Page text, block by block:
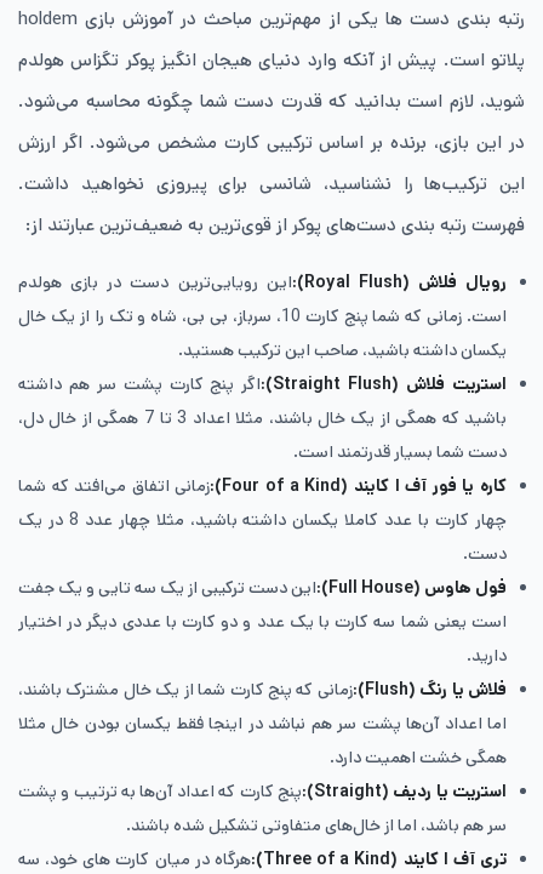
رتبه بندی دست ها یکی از مهم‌ترین مباحث در آموزش بازی holdem
پلاتو است. ​پیش از آنکه وارد دنیای هیجان ‌انگیز پوکر تگزاس هولدم
شوید، لازم است بدانید که قدرت دست شما چگونه محاسبه می‌شود.
در این بازی، برنده بر اساس ترکیبی کارت مشخص می‌شود. اگر ارزش
این ترکیب‌ها را نشناسید، شانسی برای پیروزی نخواهید داشت.
فهرست رتبه ‌بندی دست‌های پوکر از قوی‌ترین به ضعیف‌ترین عبارتند از:
رویال فلاش (Royal Flush
):این رویایی‌ترین دست در بازی هولدم
است. زمانی که شما پنج کارت 10، سرباز، بی‌ بی، شاه و تک را از یک خال
یکسان داشته باشید، صاحب این ترکیب هستید.
استریت فلاش (Straight Flush
):اگر پنج کارت پشت سر هم داشته
باشید که همگی از یک خال باشند، مثلا اعداد 3 تا 7 همگی از خال دل،
دست شما بسیار قدرتمند است.
کاره یا فور آف ا کایند (Four of a Kind
):زمانی اتفاق می‌افتد که شما
چهار کارت با عدد کاملا یکسان داشته باشید، مثلا چهار عدد 8 در یک
دست.
فول هاوس (Full House
):این دست ترکیبی از یک سه تایی و یک جفت
است یعنی شما سه کارت با یک عدد و دو کارت با عددی دیگر در اختیار
دارید.
فلاش یا رنگ (Flush
):زمانی که پنج کارت شما از یک خال مشترک باشند،
اما اعداد آن‌ها پشت سر هم نباشد در اینجا فقط یکسان بودن خال مثلا
همگی خشت اهمیت دارد.
استریت یا ردیف (Straight
):پنج کارت که اعداد آن‌ها به ترتیب و پشت
سر هم باشد، اما از خال‌های متفاوتی تشکیل شده باشند.
تری آف ا کایند (Three of a Kind
):هرگاه در میان کارت های خود، سه